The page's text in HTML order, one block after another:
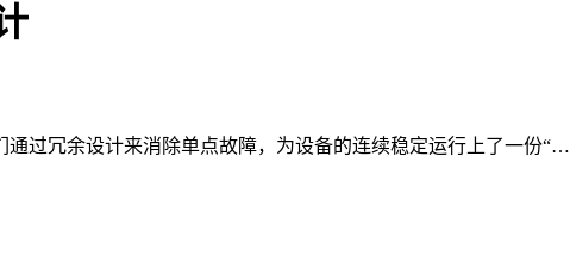
过冗余设计来消除单点故障，为设备的连续稳定运行上了一份“…